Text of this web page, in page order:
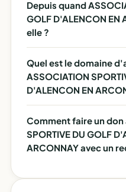
Depuis quand
GOLF D'ALENCON
elle ?
Quel est le domaine
ASSOCIATION
D'ALENCON EN
Comment faire un don
SPORTIVE DU GOLF
ARCONNAY avec un